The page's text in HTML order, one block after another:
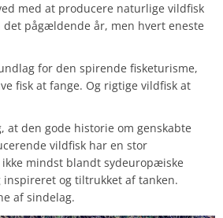
med at producere naturlige vildfisk
pågældende år, men hvert eneste
for den spirende fisketurisme,
fisk at fange. Og rigtige vildfisk at
at den gode historie om genskabte
vildfisk har en stor
mindst blandt sydeuropæiske
inspireret og tiltrukket af tanken.
af sindelag.